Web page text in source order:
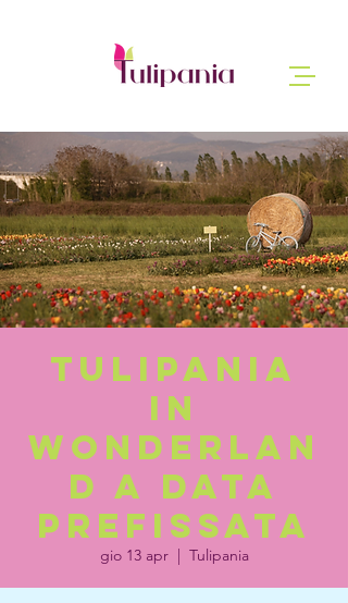
Tulipania
in
Wonderlan
d a data
prefissata
gio 13 apr
  |
Tulipania